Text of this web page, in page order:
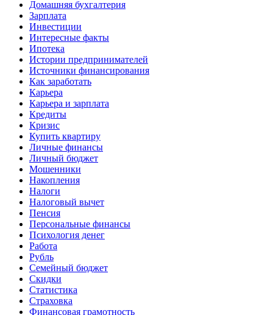
Домашняя бухгалтерия
Зарплата
Инвестиции
Интересные факты
Ипотека
Истории предпринимателей
Источники финансирования
Как заработать
Карьера
Карьера и зарплата
Кредиты
Кризис
Купить квартиру
Личные финансы
Личный бюджет
Мошенники
Накопления
Налоги
Налоговый вычет
Пенсия
Персональные финансы
Психология денег
Работа
Рубль
Семейный бюджет
Скидки
Статистика
Страховка
Финансовая грамотность